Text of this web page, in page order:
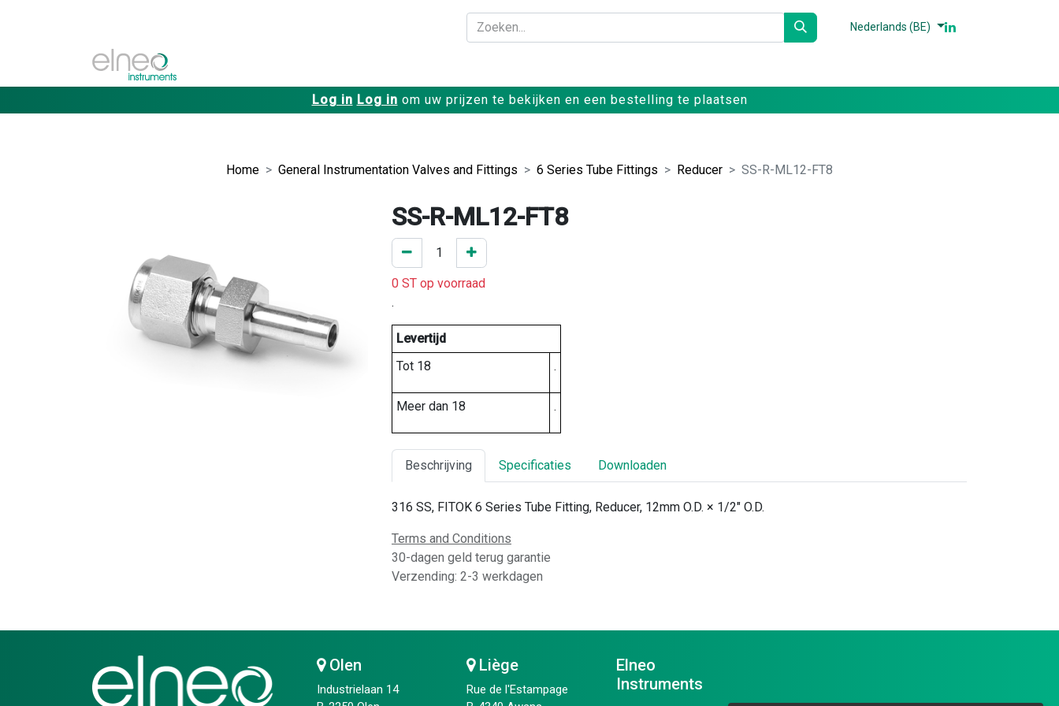
Nederlands (BE)
Log in Log in om uw prijzen te bekijken en een bestelling te plaatsen
Home General Instrumentation Valves and Fittings 6 Series Tube Fittings Reducer SS-R-ML12-FT8
SS-R-ML12-FT8
0 ST op voorraad
.
Levertijd
Tot 18
.
Meer dan 18 .
Beschrijving Specificaties Downloaden
316 SS, FITOK 6 Series Tube Fitting, Reducer, 12mm O.D. × 1/2" O.D.
Terms and Conditions
30-dagen geld terug garantie
Verzending: 2-3 werkdagen
Olen
Industrielaan 14
Liège
Rue de l'Estampage
Elneo
Instruments